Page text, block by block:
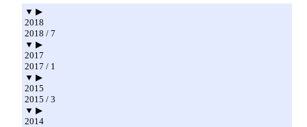
▼ ▶
2018
2018 / 7
▼ ▶
2017
2017 / 1
▼ ▶
2015
2015 / 3
▼ ▶
2014